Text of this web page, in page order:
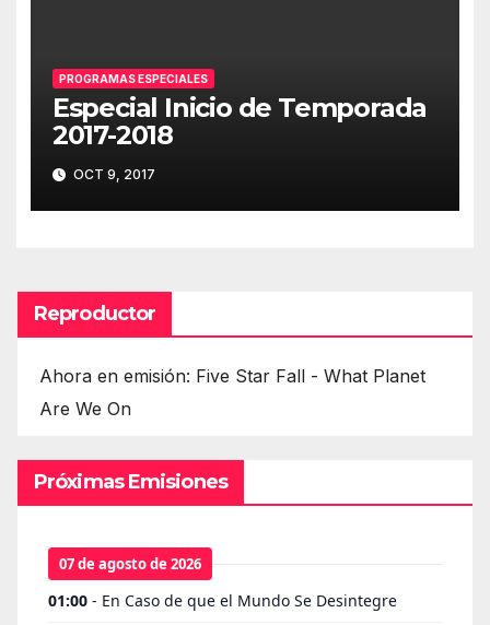
PROGRAMAS ESPECIALES
Especial Inicio de Temporada
2017-2018
OCT 9, 2017
Reproductor
Ahora en emisión: Five Star Fall - What Planet
Are We On
Próximas Emisiones